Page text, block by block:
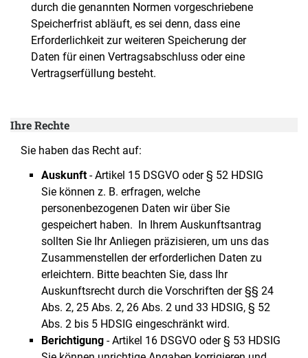
durch die genannten Normen vorgeschriebene
Speicherfrist abläuft, es sei denn, dass eine
Erforderlichkeit zur weiteren Speicherung der
Daten für einen Vertragsabschluss oder eine
Vertragserfüllung besteht.
Ihre Rechte
Sie haben das Recht auf:
Auskunft- Artikel 15 DSGVO oder § 52 HDSIG
Sie können z. B. erfragen, welche
personenbezogenen Daten wir über Sie
gespeichert haben. In Ihrem Auskunftsantrag
sollten Sie Ihr Anliegen präzisieren, um uns das
Zusammenstellen der erforderlichen Daten zu
erleichtern. Bitte beachten Sie, dass Ihr
Auskunftsrecht durch die Vorschriften der §§ 24
Abs. 2, 25 Abs. 2, 26 Abs. 2 und 33 HDSIG, § 52
Abs. 2 bis 5 HDSIG eingeschränkt wird.
Berichtigung - Artikel 16 DSGVO oder § 53 HDSIG